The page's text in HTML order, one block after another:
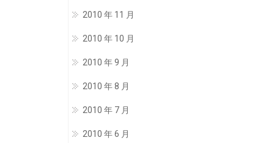
2010 年 11 月
2010 年 10 月
2010 年 9 月
2010 年 8 月
2010 年 7 月
2010 年 6 月